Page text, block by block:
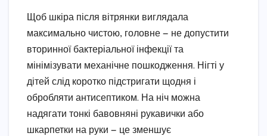
Щоб шкіра після вітрянки виглядала
максимально чистою, головне — не допустити
вторинної бактеріальної інфекції та
мінімізувати механічне пошкодження. Нігті у
дітей слід коротко підстригати щодня і
обробляти антисептиком. На ніч можна
надягати тонкі бавовняні рукавички або
шкарпетки на руки — це зменшує